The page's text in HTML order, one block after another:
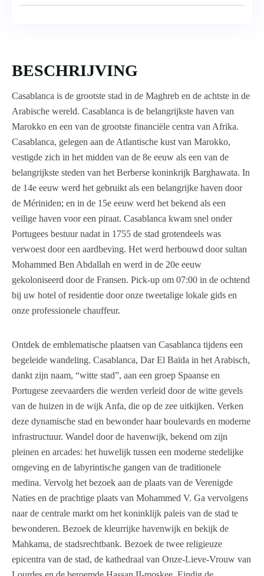
BESCHRIJVING
Casablanca is de grootste stad in de Maghreb en de achtste in de
Arabische wereld. Casablanca is de belangrijkste haven van
Marokko en een van de grootste financiële centra van Afrika.
Casablanca, gelegen aan de Atlantische kust van Marokko,
vestigde zich in het midden van de 8e eeuw als een van de
belangrijkste steden van het Berberse koninkrijk Barghawata. In
de 14e eeuw werd het gebruikt als een belangrijke haven door
de Mériniden; en in de 15e eeuw werd het bekend als een
veilige haven voor een piraat. Casablanca kwam snel onder
Portugees bestuur nadat in 1755 de stad grotendeels was
verwoest door een aardbeving. Het werd herbouwd door sultan
Mohammed Ben Abdallah en werd in de 20e eeuw
gekoloniseerd door de Fransen. Pick-up om 07:00 in de ochtend
bij uw hotel of residentie door onze tweetalige lokale gids en
onze professionele chauffeur.
Ontdek de emblematische plaatsen van Casablanca tijdens een
begeleide wandeling. Casablanca, Dar El Baïda in het Arabisch,
dankt zijn naam, “witte stad”, aan een groep Spaanse en
Portugese zeevaarders die werden verleid door de witte gevels
van de huizen in de wijk Anfa, die op de zee uitkijken. Verken
deze dynamische stad en bewonder haar boulevards en moderne
infrastructuur. Wandel door de havenwijk, bekend om zijn
pleinen en arcades: het huwelijk tussen een moderne stedelijke
omgeving en de labyrintische gangen van de traditionele
medina. Vervolg het bezoek aan de plaats van de Verenigde
Naties en de prachtige plaats van Mohammed V. Ga vervolgens
naar de centrale markt om het koninklijk paleis van de stad te
bewonderen. Bezoek de kleurrijke havenwijk en bekijk de
Mahkama, de stadsrechtbank. Bezoek de twee religieuze
epicentra van de stad, de kathedraal van Onze-Lieve-Vrouw van